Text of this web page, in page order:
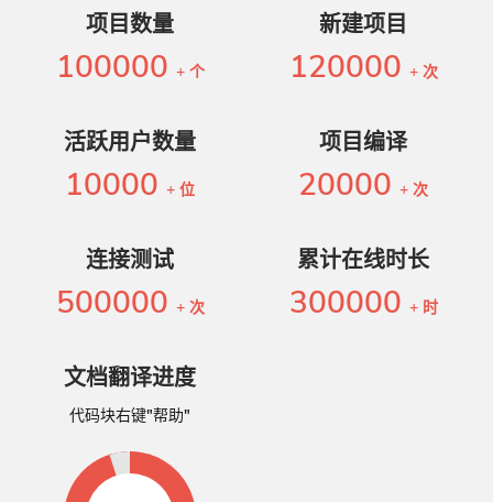
项目数量
100000 + 个
新建项目
120000 + 次
活跃用户数量
10000 + 位
项目编译
20000 + 次
连接测试
500000 + 次
累计在线时长
300000 + 时
文档翻译进度
代码块右键"帮助"